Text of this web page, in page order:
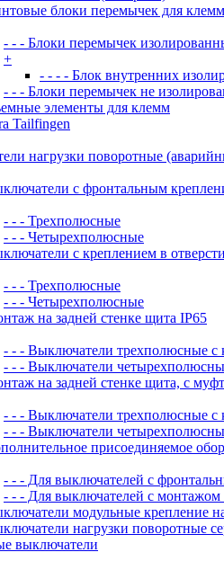
блоки перемычек для
- - - Блоки перемычек
+
- - - - Блок внутренних
- - - Блоки перемычек не
элементы для клемм
Tailfingen
нагрузки поворотные
с фронтальным
- - - Трехполюсные
- - - Четырехполюсные
с креплением в
- - - Трехполюсные
- - - Четырехполюсные
на задней стенке щита IP65
- - - Выключатели трехполюсные с
- - - Выключатели
на задней стенке щита, с
- - - Выключатели трехполюсные с
- - - Выключатели
присоединяемое
- - - Для выключателей с
- - - Для выключателей с монтажом
модульные крепление
нагрузки поворотные
выключатели